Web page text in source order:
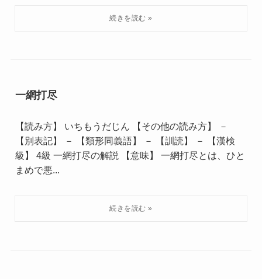
一網打尽
【読み方】 いちもうだじん 【その他の読み方】 －
【別表記】 － 【類形同義語】 － 【訓読】 － 【漢検
級】 4級 一網打尽の解説 【意味】 一網打尽とは、ひと
まめで悪...